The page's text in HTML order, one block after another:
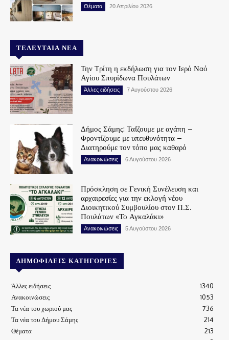
Θέματα 20 Απριλίου 2026
ΤΕΛΕΥΤΑΊΑ ΝΈΑ
Την Τρίτη η εκδήλωση για τον Ιερό Ναό
Αγίου Σπυρίδωνα Πουλάτων
Άλλες ειδήσεις 7 Αυγούστου 2026
Δήμος Σάμης: Ταΐζουμε με αγάπη –
Φροντίζουμε με υπευθυνότητα –
Διατηρούμε τον τόπο μας καθαρό
Ανακοινώσεις 6 Αυγούστου 2026
Πρόσκληση σε Γενική Συνέλευση και
αρχαιρεσίες για την εκλογή νέου
Διοικητικού Συμβουλίου στον Π.Σ.
Πουλάτων «Το Αγκαλάκι»
Ανακοινώσεις 5 Αυγούστου 2026
ΔΗΜΟΦΙΛΕΊΣ ΚΑΤΗΓΟΡΊΕΣ
Άλλες ειδήσεις
1340
Ανακοινώσεις
1053
Τα νέα του χωριού μας
736
Τα νέα του Δήμου Σάμης
214
Θέματα
213